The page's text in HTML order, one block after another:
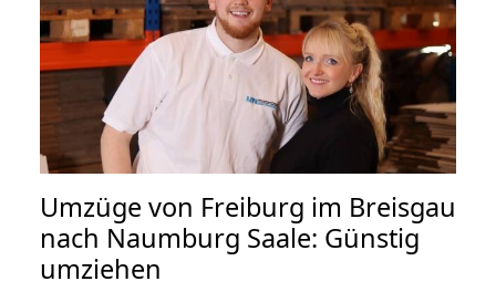
Umzüge von Freiburg im Breisgau
nach Naumburg Saale: Günstig
umziehen